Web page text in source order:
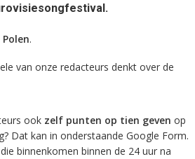
Polen.
van onze redacteurs denkt over de
ook zelf punten op tien geven op
Dat kan in onderstaande Google Form.
binnenkomen binnen de 24 uur na